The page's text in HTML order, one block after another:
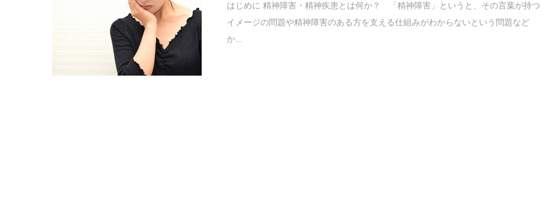
はじめに 精神障害・精神疾患とは何か？ 「精神障害」というと、その言葉が持つ
イメージの問題や精神障害のある方を支える仕組みがわからないという問題など
か...